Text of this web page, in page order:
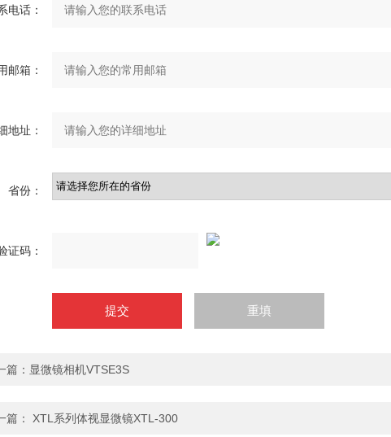
电话：
邮箱：
地址：
省份：
证码：
篇： 显微镜相机VTSE3S
篇： XTL系列体视显微镜XTL-300